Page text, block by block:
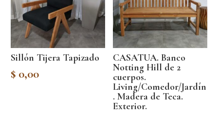
Sillón Tijera Tapizado
$ 0,00
CASATUA. Banco
Notting Hill de 2
cuerpos.
Living/Comedor/Jardín
. Madera de Teca.
Exterior.